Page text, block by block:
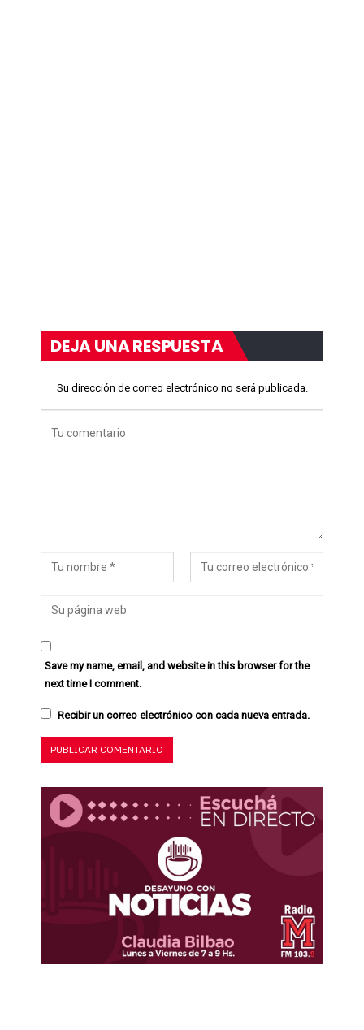
DEJA UNA RESPUESTA
Su dirección de correo electrónico no será publicada.
Save my name, email, and website in this browser for the
next time I comment.
Recibir un correo electrónico con cada nueva entrada.